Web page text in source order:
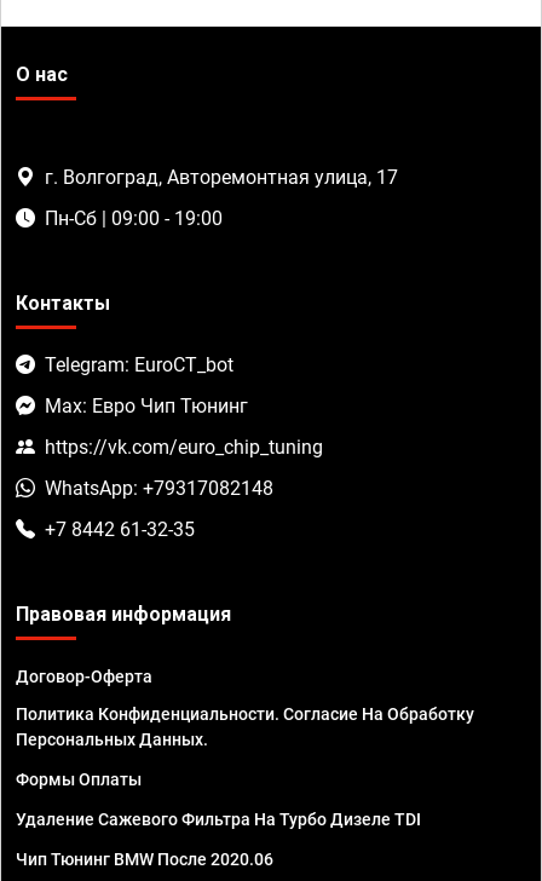
О нас
г. Волгоград, Авторемонтная улица, 17
Пн-Сб | 09:00 - 19:00
Контакты
Telegram: EuroCT_bot
Max: Евро Чип Тюнинг
https://vk.com/euro_chip_tuning
WhatsApp: +79317082148
+7 8442 61-32-35
Правовая информация
Договор-Оферта
Политика Конфиденциальности. Согласие На Обработку
Персональных Данных.
Формы Оплаты
Удаление Сажевого Фильтра На Турбо Дизеле TDI
Чип Тюнинг BMW После 2020.06